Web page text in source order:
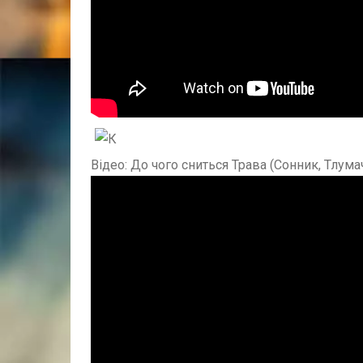
Відео: До чого сниться Трава (Сонник,